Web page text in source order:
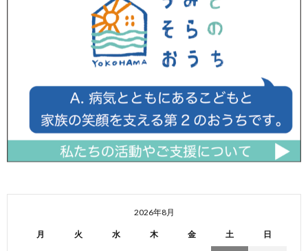
2026年8月
月 火 水 木 金 土 日